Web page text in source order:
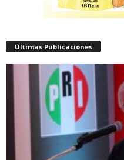
Últimas Publicaciones